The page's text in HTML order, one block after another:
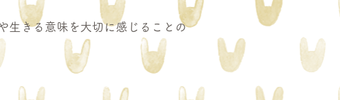
生きる意味を大切に感じることの